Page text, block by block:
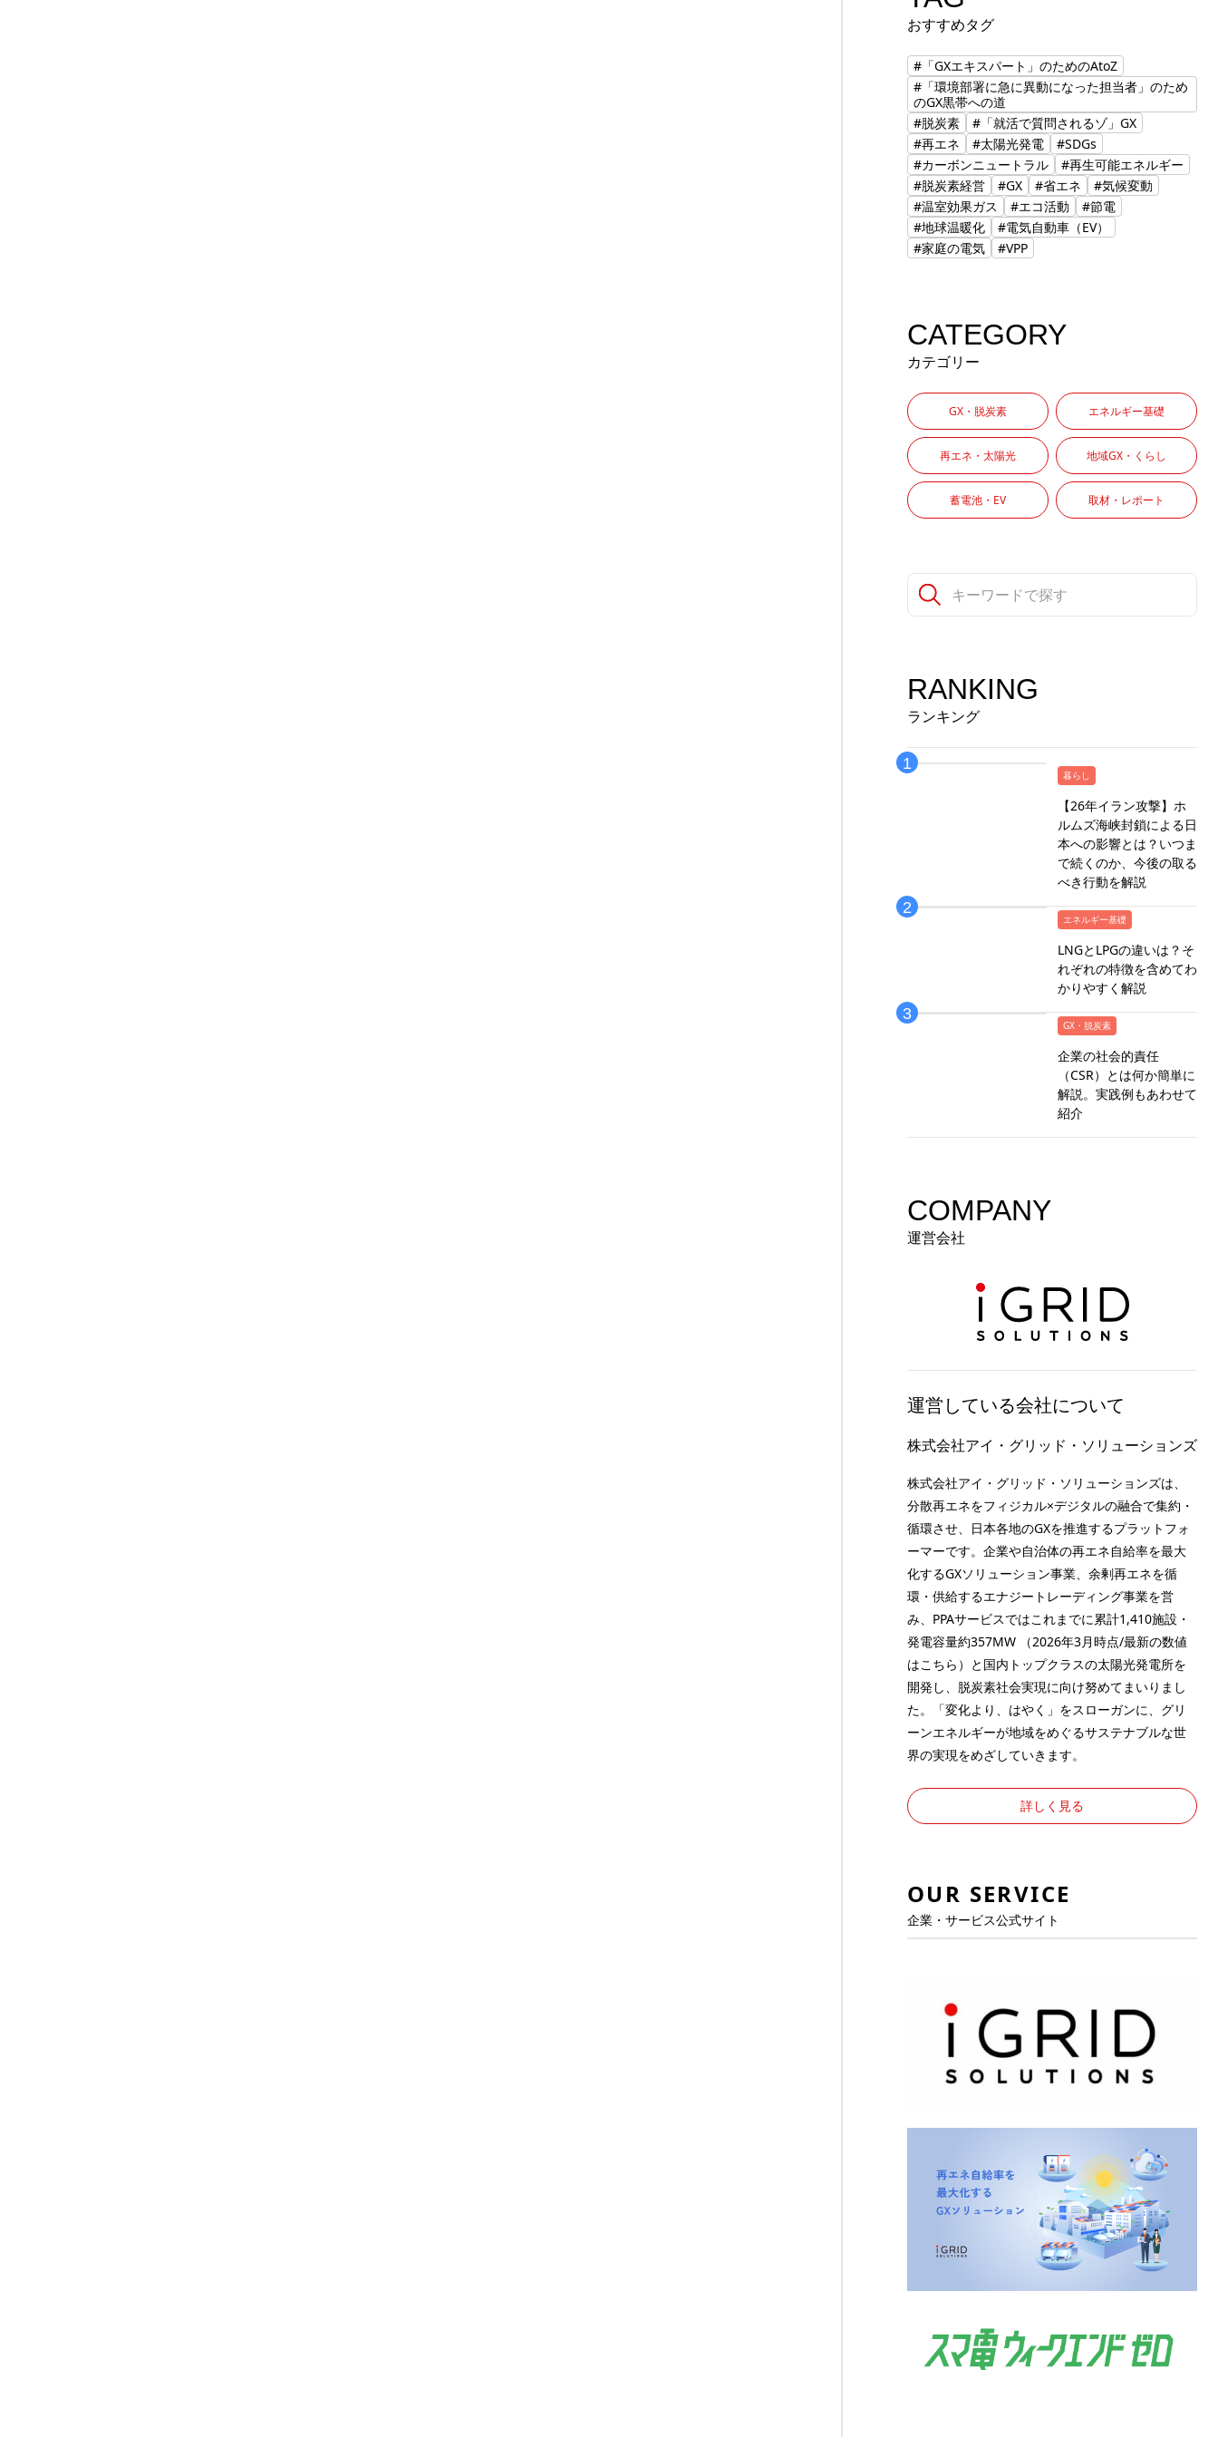
おすすめタグ
#「GXエキスパート」のためのAtoZ
#「環境部署に急に異動になった担当者」のため
のGX黒帯への道
#脱炭素
#「就活で質問されるゾ」GX
#再エネ
#太陽光発電
#SDGs
#カーボンニュートラル
#再生可能エネルギー
#脱炭素経営
#GX #省エネ
#気候変動
#温室効果ガス
#エコ活動
#節電
#地球温暖化
#電気自動車（EV）
#家庭の電気
#VPP
CATEGORY
カテゴリー
GX・脱炭素 エネルギー基礎
再エネ・太陽光 地域GX・くらし
蓄電池・EV 取材・レポート
RANKING
ランキング
暮らし
【26年イラン攻撃】ホ
ルムズ海峡封鎖による日
本への影響とは？いつま
で続くのか、今後の取る
べき行動を解説
エネルギー基礎
LNGとLPGの違いは？そ
れぞれの特徴を含めてわ
かりやすく解説
GX・脱炭素
企業の社会的責任
（CSR）とは何か簡単に
解説。実践例もあわせて
紹介
COMPANY
運営会社
運営している会社について
株式会社アイ・グリッド・ソリューションズ
株式会社アイ・グリッド・ソリューションズは、
分散再エネをフィジカル×デジタルの融合で集約・
循環させ、日本各地のGXを推進するプラットフォ
ーマーです。企業や自治体の再エネ自給率を最大
化するGXソリューション事業、余剰再エネを循
環・供給するエナジートレーディング事業を営
み、PPAサービスではこれまでに累計1,410施設・
発電容量約357MW （2026年3月時点/最新の数値
はこちら ）と国内トップクラスの太陽光発電所を
開発し、脱炭素社会実現に向け努めてまいりまし
た。「変化より、はやく」をスローガンに、グリ
ーンエネルギーが地域をめぐるサステナブルな世
界の実現をめざしていきます。
詳しく見る
OUR SERVICE
企業・サービス公式サイト